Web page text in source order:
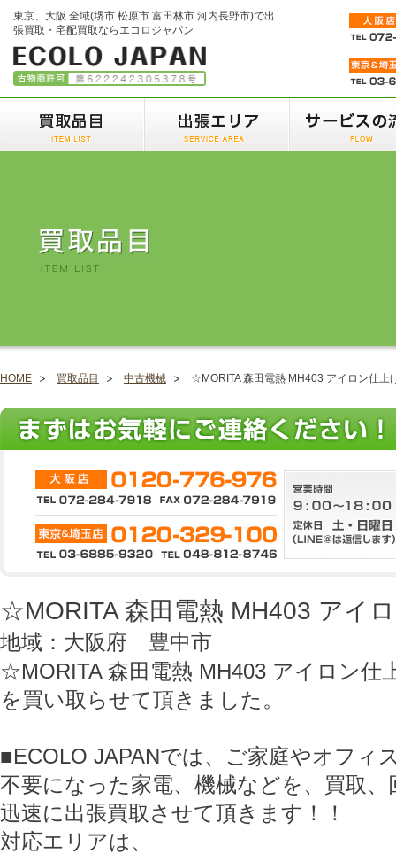
東京、大阪 全域(堺市 松原市 富田林市 河内長野市)で出
張買取・宅配買取ならエコロジャパン
HOME 買取品目 中古機械 ☆MORITA 森田電熱 MH403 アイロン仕上
☆MORITA 森田電熱 MH403 アイ
地域：大阪府 豊中市
☆MORITA 森田電熱 MH403 アイロン仕
を買い取らせて頂きました。
■ECOLO JAPANでは、ご家庭やオフィ
不要になった家電、機械などを、買取
迅速に出張買取させて頂きます！！
対応エリアは、